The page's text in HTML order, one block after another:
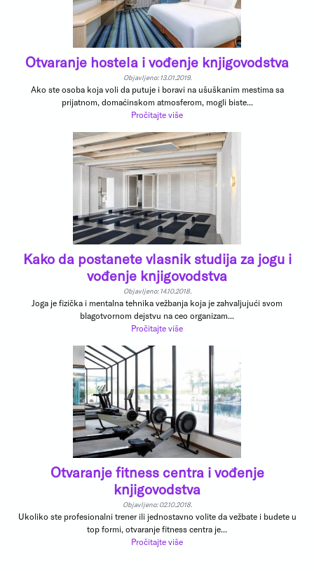
Otvaranje hostela i vođenje knjigovodstva
Objavljeno: 13.01.2019.
Ako ste osoba koja voli da putuje i boravi na ušuškanim mestima sa
prijatnom, domaćinskom atmosferom, mogli biste...
Pročitajte više
Kako da postanete vlasnik studija za jogu i
vođenje knjigovodstva
Objavljeno: 14.10.2018.
Joga je fizička i mentalna tehnika vežbanja koja je zahvaljujući svom
blagotvornom dejstvu na ceo organizam...
Pročitajte više
Otvaranje fitness centra i vođenje
knjigovodstva
Objavljeno: 02.10.2018.
Ukoliko ste profesionalni trener ili jednostavno volite da vežbate i budete u
top formi, otvaranje fitness centra je...
Pročitajte više